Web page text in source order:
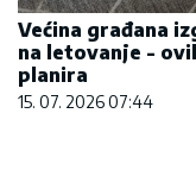
Većina građana
na letovanje -
planira
15. 07. 2026 07:44